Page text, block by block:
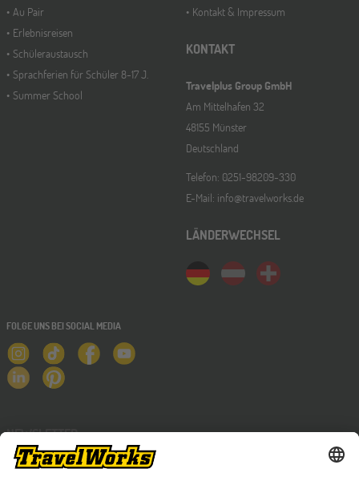
Au Pair
Erlebnisreisen
Schüleraustausch
Sprachferien für Schüler 8-17 J.
Summer School
Kontakt & Impressum
KONTAKT
Travelplus Group GmbH
Am Mittelhafen 32
48155 Münster
Deutschland
Telefon: 0251-98209-330
E-Mail: info@travelworks.de
LÄNDERWECHSEL
FOLGE UNS BEI SOCIAL MEDIA
NEWSLETTER